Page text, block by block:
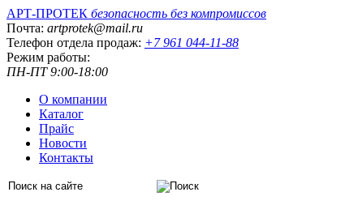
АРТ-ПРОТЕК безопасность без компромиссов
Почта: artprotek@mail.ru
Телефон отдела продаж: +7 961 044-11-88
Режим работы:
ПН-ПТ 9:00-18:00
О компании
Каталог
Прайс
Новости
Контакты